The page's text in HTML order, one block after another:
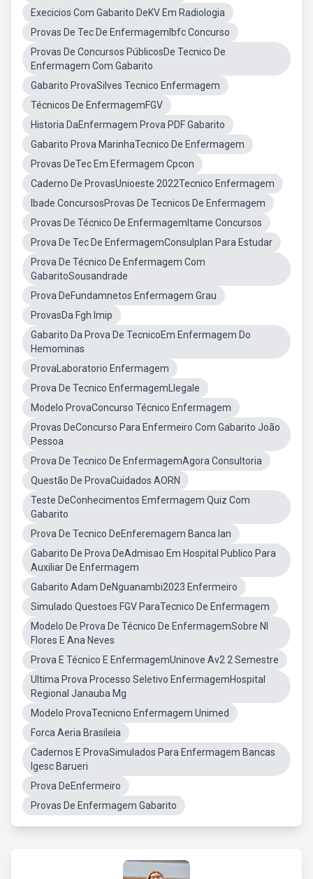
Execicios Com Gabarito DeKV Em Radiologia
Provas De Tec De EnfermagemIbfc Concurso
Provas De Concursos PúblicosDe Tecnico De
Enfermagem Com Gabarito
Gabarito ProvaSilves Tecnico Enfermagem
Técnicos De EnfermagemFGV
Historia DaEnfermagem Prova PDF Gabarito
Gabarito Prova MarinhaTecnico De Enfermagem
Provas DeTec Em Efermagem Cpcon
Caderno De ProvasUnioeste 2022Tecnico Enfermagem
Ibade ConcursosProvas De Tecnicos De Enfermagem
Provas De Técnico De EnfermagemItame Concursos
Prova De Tec De EnfermagemConsulplan Para Estudar
Prova De Técnico De Enfermagem Com
GabaritoSousandrade
Prova DeFundamnetos Enfermagem Grau
ProvasDa Fgh Imip
Gabarito Da Prova De TecnicoEm Enfermagem Do
Hemominas
ProvaLaboratorio Enfermagem
Prova De Tecnico EnfermagemLlegale
Modelo ProvaConcurso Técnico Enfermagem
Provas DeConcurso Para Enfermeiro Com Gabarito João
Pessoa
Prova De Tecnico De EnfermagemAgora Consultoria
Questão De ProvaCuidados AORN
Teste DeConhecimentos Emfermagem Quiz Com
Gabarito
Prova De Tecnico DeEnferemagem Banca Ian
Gabarito De Prova DeAdmisao Em Hospital Publico Para
Auxiliar De Enfermagem
Gabarito Adam DeNguanambi2023 Enfermeiro
Simulado Questoes FGV ParaTecnico De Enfermagem
Modelo De Prova De Técnico De EnfermagemSobre NI
Flores E Ana Neves
Prova E Técnico E EnfermagemUninove Av2 2 Semestre
Ultima Prova Processo Seletivo EnfermagemHospital
Regional Janauba Mg
Modelo ProvaTecnicno Enfermagem Unimed
Forca Aeria Brasileia
Cadernos E ProvaSimulados Para Enfermagem Bancas
Igesc Barueri
Prova DeEnfermeiro
Provas De Enfermagem Gabarito